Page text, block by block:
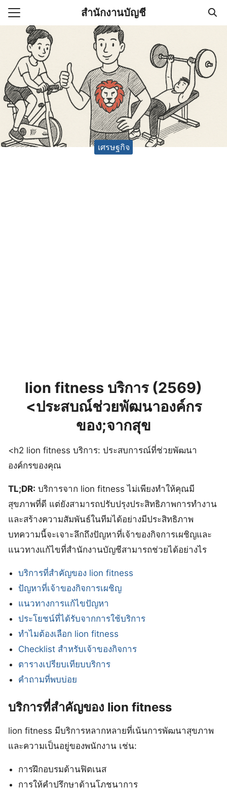
Skip
content
สำนักงานบัญชี
(ไม่มีชื่อ)
านบัญชี (Accounting
ช่วยสำคัญในการบริหาร
Search
เศรษฐกิจ
lion fitness บริการ (2569)
<ประสบณ์ช่วยพัฒนาองค์กร
ของ;จากสุข
<h2 lion fitness บริการ: ประสบการณ์ที่ช่วยพัฒนา
องค์กรของคุณ
TL;DR: บริการจาก lion fitness ไม่เพียงทำให้คุณมี
สุขภาพที่ดี แต่ยังสามารถปรับปรุงประสิทธิภาพการทำงาน
และสร้างความสัมพันธ์ในทีมได้อย่างมีประสิทธิภาพ
บทความนี้จะเจาะลึกถึงปัญหาที่เจ้าของกิจการเผชิญและ
แนวทางแก้ไขที่สำนักงานบัญชีสามารถช่วยได้อย่างไร
บริการที่สำคัญของ lion fitness
ปัญหาที่เจ้าของกิจการเผชิญ
แนวทางการแก้ไขปัญหา
ประโยชน์ที่ได้รับจากการใช้บริการ
ทำไมต้องเลือก lion fitness
Checklist สำหรับเจ้าของกิจการ
ตารางเปรียบเทียบบริการ
คำถามที่พบบ่อย
บริการที่สำคัญของ lion fitness
lion fitness มีบริการหลากหลายที่เน้นการพัฒนาสุขภาพ
และความเป็นอยู่ของพนักงาน เช่น:
การฝึกอบรมด้านฟิตเนส
การให้คำปรึกษาด้านโภชนาการ